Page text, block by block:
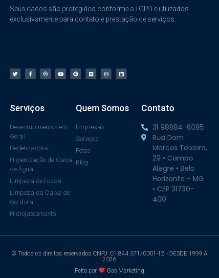
Seus dados são protegidos conforme a LGPD e utilizados
exclusivamente para contato e prestação de serviços.
Serviços
Desentupimentos em
Geral
Dedetizadora
Higienização de Caixa
de Água
Limpeza de Fossa
Limpeza da Caixa de
Gordura
Hidrojateamento
Quem Somos
Empresas
Serviços
Fotos
Blog
Contato
31 98884-6085
Rua Dom
Marcos Teixeira,
29 • Campo
Alegre • Belo
Horizonte - MG
• CEP 31730-
400
© Todos os direitos reservados CNPJ: 01.844.371/0001-12 - DESDE 1999 A
2026
Feito por
Goo Marketing